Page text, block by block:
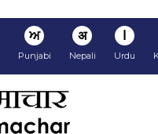
ਅ
Punjabi
अ
Nepali
ا
Urdu